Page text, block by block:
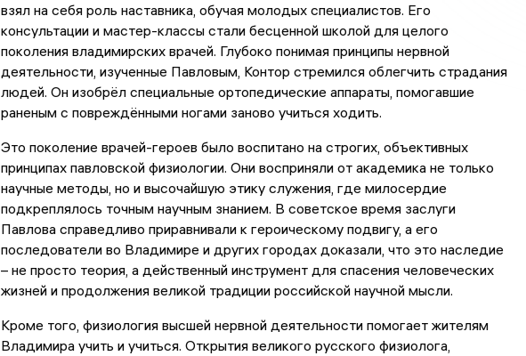
взял на себя роль наставника, обучая молодых специалистов. Его
консультации и мастер-классы стали бесценной школой для целого
поколения владимирских врачей. Глубоко понимая принципы нервной
деятельности, изученные Павловым, Контор стремился облегчить страдания
людей. Он изобрёл специальные ортопедические аппараты, помогавшие
раненым с повреждёнными ногами заново учиться ходить.
Это поколение врачей-героев было воспитано на строгих, объективных
принципах павловской физиологии. Они восприняли от академика не только
научные методы, но и высочайшую этику служения, где милосердие
подкреплялось точным научным знанием. В советское время заслуги
Павлова справедливо приравнивали к героическому подвигу, а его
последователи во Владимире и других городах доказали, что это наследие
– не просто теория, а действенный инструмент для спасения человеческих
жизней и продолжения великой традиции российской научной мысли.
Кроме того, физиология высшей нервной деятельности помогает жителям
Владимира учить и учиться. Открытия великого русского физиолога,